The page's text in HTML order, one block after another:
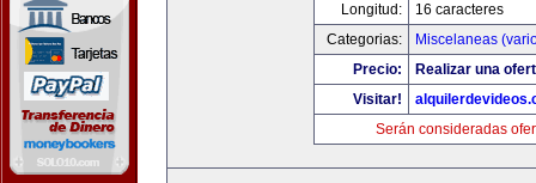
Longitud:
16 caracteres
Categorias:
Miscelaneas
Precio:
Realizar una
Visitar!
Serán consideradas